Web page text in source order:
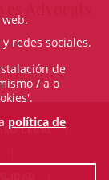
Advocats
LEGAL
redes sociales.
de
/ a o
política de